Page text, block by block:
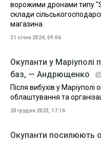
ворожими дронами типу
склади
магазина
31 січня 2024, 09:06
Окупанти у Маріуполі
баз, — Андрющенко
Після вибухів у
облаштування та
20 грудня 2023, 17:16
Окупанти посилюють